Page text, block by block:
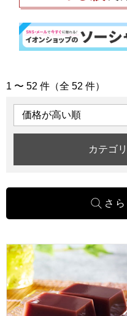
「賀寿のお祝い」の商品一
1 〜 52 件（全 52 件）
表示順
カテゴ
小男鹿本舗 冨士屋 水羊羹